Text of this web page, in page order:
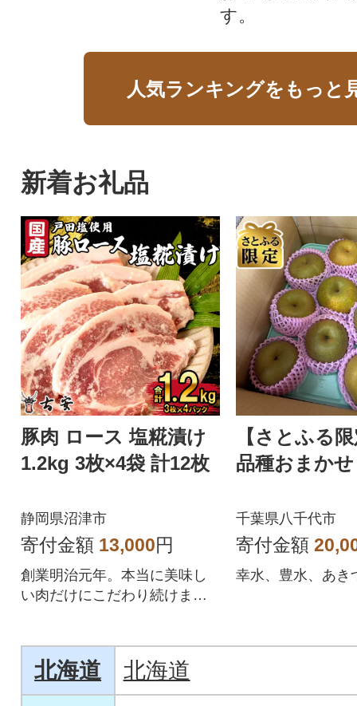
す。
人気ランキングをもっと
新着お礼品
豚肉 ロース 塩糀漬け
1.2kg 3枚×4袋 計12枚
静岡県沼津市
寄付金額 13,000円
創業明治元年。本当に美味し
い肉だけにこだわり続けまし
【さとふる
品種おまか
千葉県八千代市
寄付金額
幸水、豊水、あき
北海道 北海道